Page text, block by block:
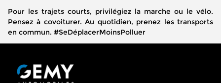
Pour les trajets courts, privilégiez la marche ou le vélo.
Pensez à covoiturer. Au quotidien, prenez les transports
en commun. #SeDéplacerMoinsPolluer